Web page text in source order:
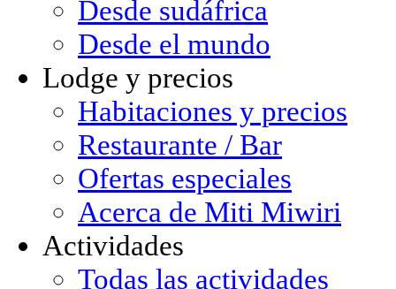
Desde sudáfrica
Desde el mundo
Lodge y precios
Habitaciones y precios
Restaurante / Bar
Ofertas especiales
Acerca de Miti Miwiri
Actividades
Todas las actividades